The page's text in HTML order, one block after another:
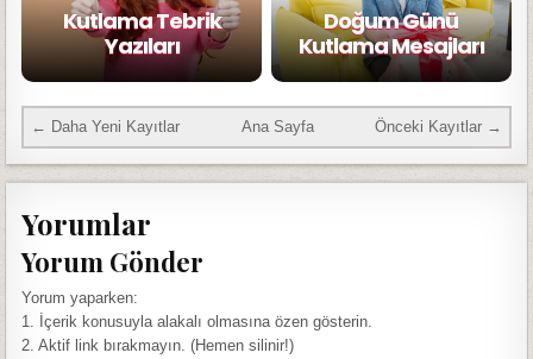
Kutlama Tebrik
Yazıları
Doğum Günü
Kutlama Mesajları
← Daha Yeni Kayıtlar Önceki Kayıtlar →
Ana Sayfa
Yorumlar
Yorum Gönder
Yorum yaparken:
1. İçerik konusuyla alakalı olmasına özen gösterin.
2. Aktif link bırakmayın. (Hemen silinir!)